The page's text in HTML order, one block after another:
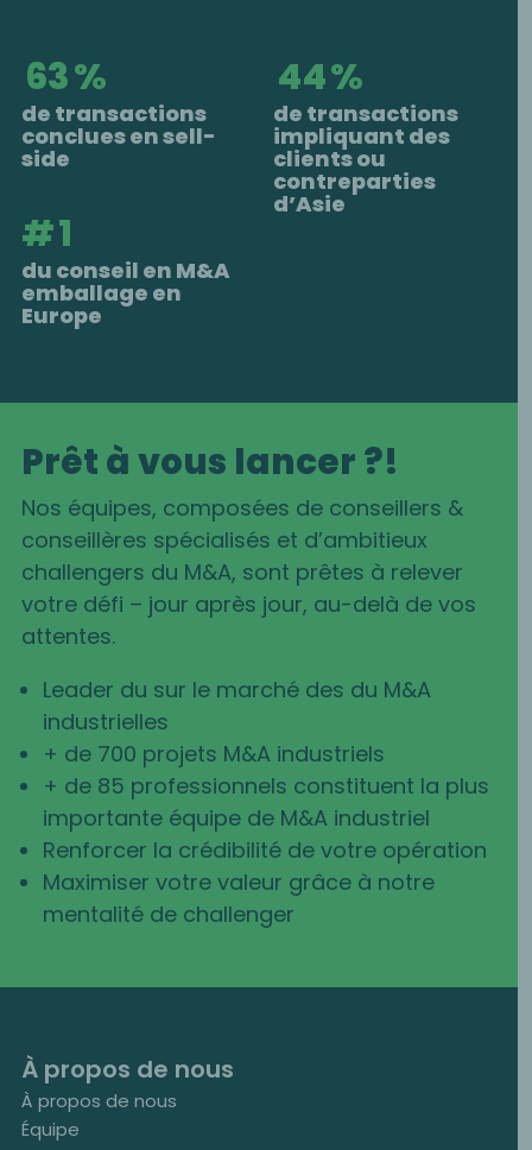
65%
de transactions
conclues en sell-
side
45%
de transactions
impliquant des
clients ou
contreparties
d’Asie
#1
du conseil en M&A
emballage en
Europe
Prêt à vous lancer ?!
Nos équipes, composées de conseillers &
conseillères spécialisés et d’ambitieux
challengers du M&A, sont prêtes à relever
votre défi – jour après jour, au-delà de vos
attentes.
Leader du sur le marché des du M&A
industrielles
+ de 700 projets M&A industriels
+ de 85 professionnels constituent la plus
importante équipe de M&A industriel
Renforcer la crédibilité de votre opération
Maximiser votre valeur grâce à notre
mentalité de challenger
À propos de nous
À propos de nous
Équipe